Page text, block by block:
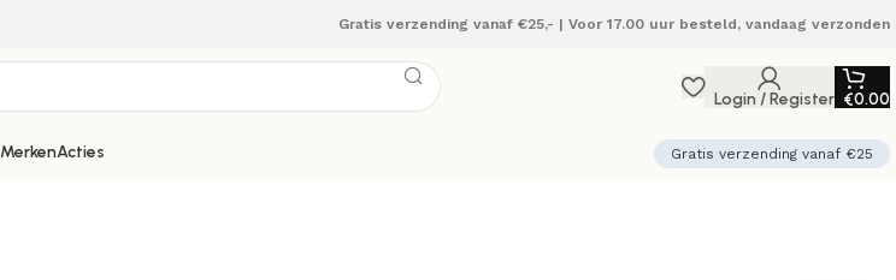
Gratis verzending vanaf €25,- | Voor 17.00 uur besteld, vandaag verzonden
Login / Register €0.00
MerkenActies Gratis verzending vanaf €25